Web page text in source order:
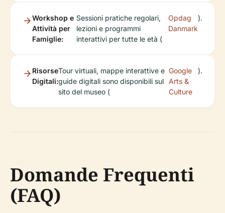
Workshop e
Attività per
Famiglie:
Sessioni pratiche regolari,
lezioni e programmi
interattivi per tutte le età (
Opdag
Danmark
).
Risorse
Digitali:
Tour virtuali, mappe interattive e
guide digitali sono disponibili sul
sito del museo (
Google
Arts &
Culture
).
Domande Frequenti
(FAQ)